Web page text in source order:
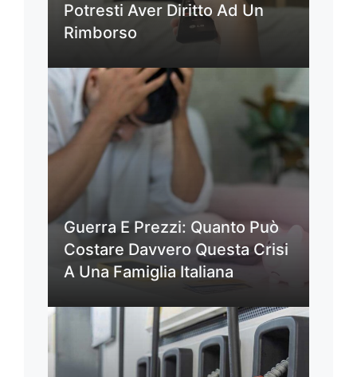
Potresti Aver Diritto Ad Un
Rimborso
Guerra E Prezzi: Quanto Può
Costare Davvero Questa Crisi
A Una Famiglia Italiana